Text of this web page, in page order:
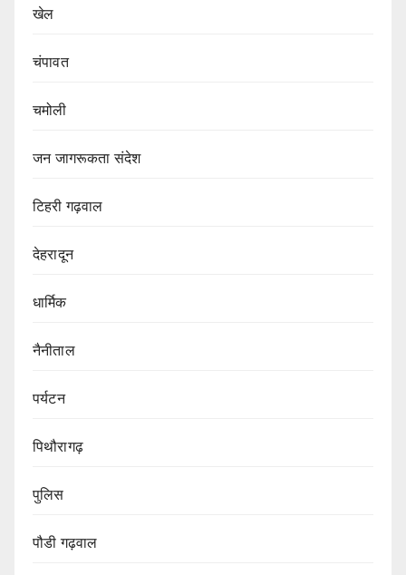
खेल
चंपावत
चमोली
जन जागरूकता संदेश
टिहरी गढ़वाल
देहरादून
धार्मिक
नैनीताल
पर्यटन
पिथौरागढ़
पुलिस
पौडी गढ़वाल